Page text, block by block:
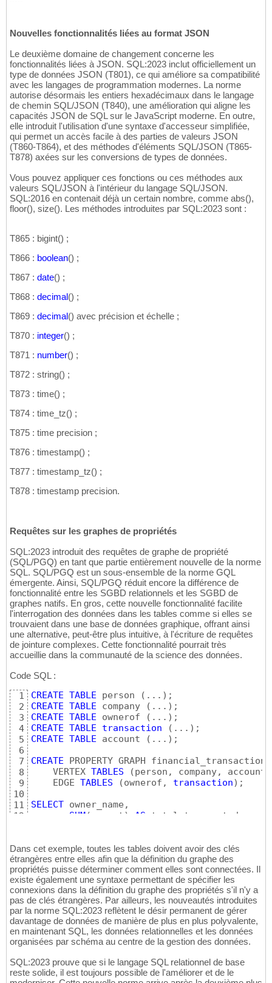
Nouvelles fonctionnalités liées au format JSON
Le deuxième domaine de changement concerne les
fonctionnalités liées à JSON. SQL:2023 inclut officiellement un
type de données JSON (T801), ce qui améliore sa compatibilité
avec les langages de programmation modernes. La norme
autorise désormais les entiers hexadécimaux dans le langage
de chemin SQL/JSON (T840), une amélioration qui aligne les
capacités JSON de SQL sur le JavaScript moderne. En outre,
elle introduit l'utilisation d'une syntaxe d'accesseur simplifiée,
qui permet un accès facile à des parties de valeurs JSON
(T860-T864), et des méthodes d'éléments SQL/JSON (T865-
T878) axées sur les conversions de types de données.
Vous pouvez appliquer ces fonctions ou ces méthodes aux
valeurs SQL/JSON à l'intérieur du langage SQL/JSON.
SQL:2016 en contenait déjà un certain nombre, comme abs(),
floor(), size(). Les méthodes introduites par SQL:2023 sont :
T865 : bigint() ;
T866 : boolean() ;
T867 : date() ;
T868 : decimal() ;
T869 : decimal() avec précision et échelle ;
T870 : integer() ;
T871 : number() ;
T872 : string() ;
T873 : time() ;
T874 : time_tz() ;
T875 : time precision ;
T876 : timestamp() ;
T877 : timestamp_tz() ;
T878 : timestamp precision.
Requêtes sur les graphes de propriétés
SQL:2023 introduit des requêtes de graphe de propriété
(SQL/PGQ) en tant que partie entièrement nouvelle de la norme
SQL. SQL/PGQ est un sous-ensemble de la norme GQL
émergente. Ainsi, SQL/PGQ réduit encore la différence de
fonctionnalité entre les SGBD relationnels et les SGBD de
graphes natifs. En gros, cette nouvelle fonctionnalité facilite
l'interrogation des données dans les tables comme si elles se
trouvaient dans une base de données graphique, offrant ainsi
une alternative, peut-être plus intuitive, à l'écriture de requêtes
de jointure complexes. Cette fonctionnalité pourrait très
accueillie dans la communauté de la science des données.
Code SQL :
1
2
3
4
5
6
7
8
9
10
11
12
15
16
17
18
19
20
CREATE TABLE person ( ... )
CREATE TABLE company ( ... )
CREATE TABLE ownerof ( ... )
CREATE TABLE transaction ( ... )
CREATE TABLE account ( ... ) ;
CREATE PROPERTY GRAPH financial_transactions
    VERTEX
TABLES (person, company, account
    EDGE
TABLES (ownerof, transaction) ;
SELECT owner_name,
SUM ( amount ) AS
        -
[:ownerof]-> (:account)
        -
[t:transaction]- (:account)
        <-
[:ownerof]- (owner :person|company
COLUMNS
(owner.name AS owner_name,
) AS
GROUP BY owner_name;
Dans cet exemple, toutes les tables doivent avoir des clés
étrangères entre elles afin que la définition du graphe des
propriétés puisse déterminer comment elles sont connectées. Il
existe également une syntaxe permettant de spécifier les
connexions dans la définition du graphe des propriétés s'il n'y a
pas de clés étrangères. Par ailleurs, les nouveautés introduites
par la norme SQL:2023 reflètent le désir permanent de gérer
davantage de données de manière de plus en plus polyvalente,
en maintenant SQL, les données relationnelles et les données
organisées par schéma au centre de la gestion des données.
SQL:2023 prouve que si le langage SQL relationnel de base
reste solide, il est toujours possible de l'améliorer et de le